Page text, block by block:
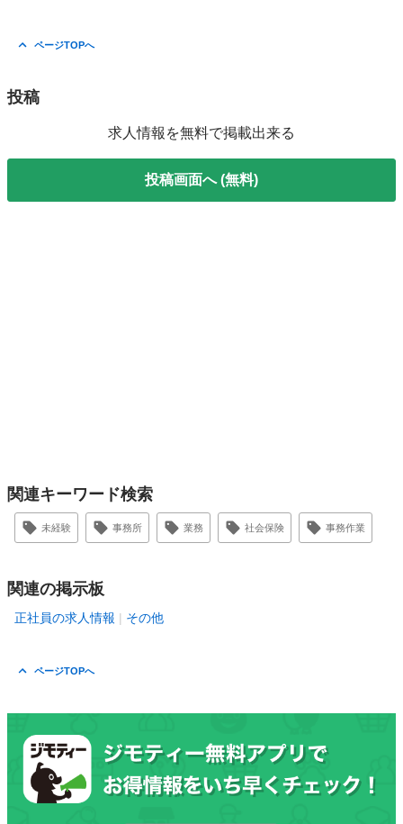
ページTOPへ
投稿
求人情報を無料で掲載出来る
投稿画面へ (無料)
関連キーワード検索
未経験 事務所 業務 社会保険 事務作業
関連の掲示板
正社員の求人情報 その他
ページTOPへ